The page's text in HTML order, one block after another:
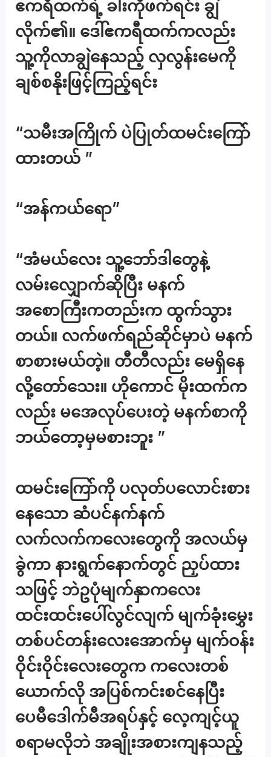
ဧကရီထက်ရဲ့ ခါးကိုဖက်ရင်း ချွဲ
လိုက်၏။ ဒေါ်ဧကရီထက်ကလည်း
သူ့ကိုလာချွဲနေသည့် လှလွန်းမေကို
ချစ်စနိုးဖြင့်ကြည့်ရင်း
“သမီးအကြိုက် ပဲပြုတ်ထမင်းကြော်
ထားတယ် ”
“အန်ကယ်ရော”
“အံမယ်လေး သူ့ဘော်ဒါတွေနဲ့
လမ်းလျှောက်ဆိုပြီး မနက်
အစောကြီးကတည်းက ထွက်သွား
တယ်။ လက်ဖက်ရည်ဆိုင်မှာပဲ မနက်
စာစားမယ်တဲ့။ တီတီလည်း မေရှိနေ
လို့တော်သေး။ ဟိုကောင် မိုးထက်က
လည်း မအေလုပ်ပေးတဲ့ မနက်စာကို
ဘယ်တော့မှမစားဘူး ”
ထမင်းကြော်ကို ပလုတ်ပလောင်းစား
နေသော ဆံပင်နက်နက်
လက်လက်ကလေးတွေကို အလယ်မှ
ခွဲကာ နားရွက်နောက်တွင် ညှပ်ထား
သဖြင့် ဘဲဥပုံမျက်နှာကလေး
ထင်းထင်းပေါ်လွင်လျက် မျက်ခုံးမွှေး
တစ်ပင်တန်းလေးအောက်မှ မျက်ဝန်း
ဝိုင်းဝိုင်းလေးတွေက ကလေးတစ်
ယောက်လို အပြစ်ကင်းစင်နေပြီး
ပေမီဒေါက်မီအရပ်နှင့် လေ့ကျင့်ယူ
စရာမလိုဘဲ အချိုးအစားကျနသည့်